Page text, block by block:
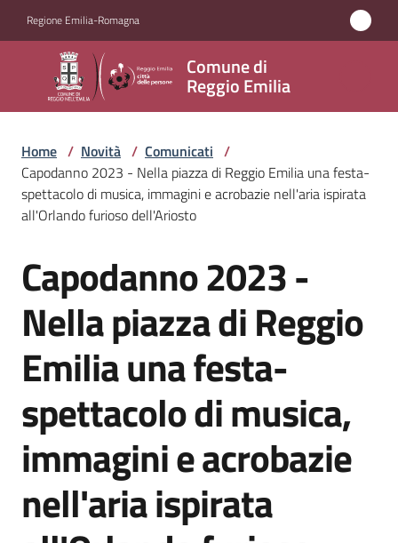
Regione Emilia-Romagna
Comune di
Reggio Emilia
Comune
di
Reggio
Emilia
Amministrazione
Servizi
Novità
Menu selezionato
Vivere
Reggio
Emilia
Tutti
Home / Novità / Comunicati /
Capodanno 2023 - Nella piazza di Reggio Emilia una festa-
spettacolo di musica, immagini e acrobazie nell'aria ispirata
all'Orlando furioso dell'Ariosto
Salta al contenuto
Capodanno 2023 -
Nella piazza di Reggio
Emilia una festa-
spettacolo di musica,
immagini e acrobazie
nell'aria ispirata